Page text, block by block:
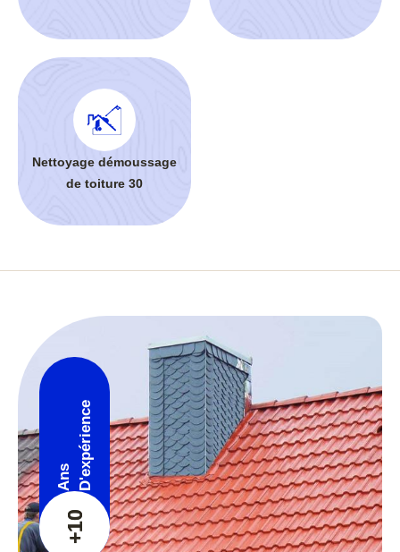
Nettoyage démoussage
de toiture 30
+10
Ans D'expérience